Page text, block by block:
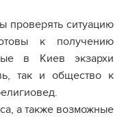
проверять ситуацию
к получению
в Киев экзархи
так и общество к
а также возможные